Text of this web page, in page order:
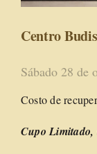
Centro
Sábado 28 de
Costo de
Cupo Limitado,